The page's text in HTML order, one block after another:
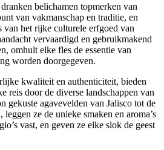
belichamen topmerken van
van vakmanschap en traditie, en
van het rijke culturele erfgoed van
vervaardigd en gebruikmakend
omhult elke fles de essentie van
worden doorgegeven.
kwaliteit en authenticiteit, bieden
reis door de diverse landschappen van
gekuste agavevelden van Jalisco tot de
ze de unieke smaken en aroma’s
vast, en geven ze elke slok de geest